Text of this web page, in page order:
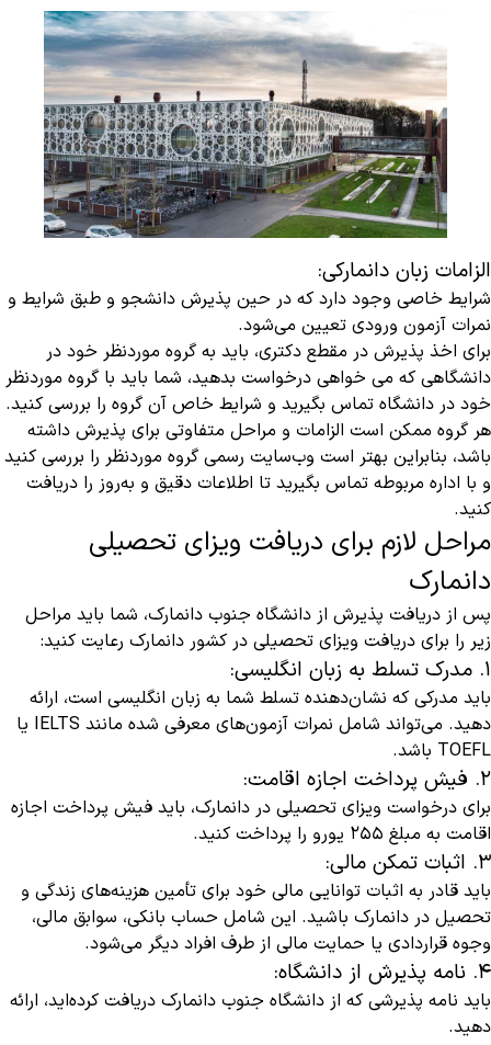
الزامات زبان دانمارکی:
شرایط خاصی وجود دارد که در حین پذیرش دانشجو و طبق شرایط و
نمرات آزمون ورودی تعیین می‌شود.
برای اخذ پذیرش در مقطع دکتری، باید به گروه موردنظر خود در
دانشگاهی که می خواهی‌ درخواست بدهید، شما باید با گروه موردنظر
خود در دانشگاه تماس بگیرید و شرایط خاص آن گروه را بررسی کنید.
هر گروه ممکن است الزامات و مراحل متفاوتی برای پذیرش داشته
باشد، بنابراین بهتر است وب‌سایت رسمی گروه موردنظر را بررسی کنید
و با اداره مربوطه تماس بگیرید تا اطلاعات دقیق و به‌روز را دریافت
کنید.
مراحل لازم برای دریافت ویزای تحصیلی
دانمارک
پس از دریافت پذیرش از دانشگاه جنوب دانمارک، شما باید مراحل
زیر را برای دریافت ویزای تحصیلی در کشور دانمارک رعایت کنید:
۱. مدرک تسلط به زبان انگلیسی:
باید مدرکی که نشان‌دهنده‌ تسلط شما به زبان انگلیسی است، ارائه
دهید. می‌تواند شامل نمرات آزمون‌های معرفی شده مانند IELTS یا
TOEFL باشد.
۲. فیش پرداخت اجازه اقامت:
برای درخواست ویزای تحصیلی در دانمارک، باید فیش پرداخت اجازه
اقامت به مبلغ ۲۵۵ یورو را پرداخت کنید.
۳. اثبات تمکن مالی:
باید قادر به اثبات توانایی مالی خود برای تأمین هزینه‌های زندگی و
تحصیل در دانمارک باشید. این شامل حساب بانکی، سوابق مالی،
وجوه قراردادی یا حمایت مالی از طرف افراد دیگر می‌شود.
۴. نامه پذیرش از دانشگاه:
باید نامه پذیرشی که از دانشگاه جنوب دانمارک دریافت کرده‌اید، ارائه
دهید.